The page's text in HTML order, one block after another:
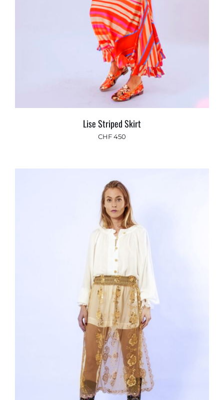
Lise Striped Skirt
CHF 450